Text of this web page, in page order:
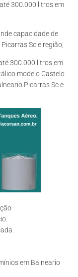
300.000 litros em
capacidade de
Sc e região;
300.000 litros em
modelo Castelo
Picarras Sc e
em Balneario